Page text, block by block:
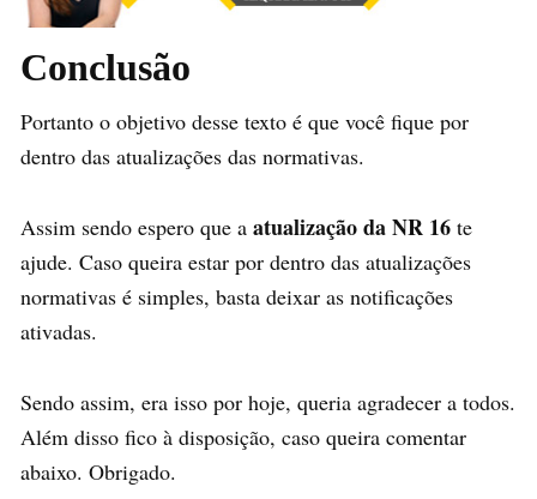
Conclusão
Portanto o objetivo desse texto é que você fique por
dentro das atualizações das normativas.
Assim sendo espero que a atualização da NR 16 te
ajude. Caso queira estar por dentro das atualizações
normativas é simples, basta deixar as notificações
ativadas.
Sendo assim, era isso por hoje, queria agradecer a todos.
Além disso fico à disposição, caso queira comentar
abaixo. Obrigado.